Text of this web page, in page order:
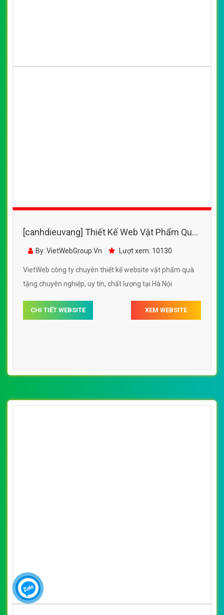
[canhdieuvang] Thiết Kế Web Vật Phẩm Quà
Tặng Quà Lưu Niệm đẹp SEO tốt
By: VietWebGroup.Vn Lượt xem: 10130
VietWeb công ty chuyên thiết kế website vật phẩm quà
tặng chuyên nghiệp, uy tín, chất lượng tại Hà Nội
CHI TIẾT WEBSITE XEM WEBSITE